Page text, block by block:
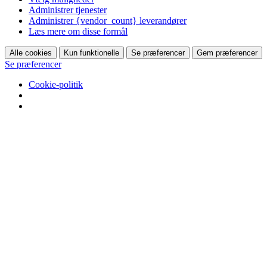
Administrer tjenester
Administrer {vendor_count} leverandører
Læs mere om disse formål
Alle cookies Kun funktionelle Se præferencer Gem præferencer
Se præferencer
Cookie-politik